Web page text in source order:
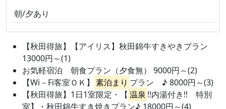
朝/夕あり
【秋田得旅】【アイリス】秋田錦牛すきやきプラン
13000円～(1)
お気軽宿泊 朝食プラン（夕食無） 9000円～(2)
【Wi－Fi客室ＯＫ】 素泊まり プラン ♪ 8000円～(3)
【秋田得旅】1日1室限定・【 温泉 !!内湯付き!! 特別
室】・秋田錦牛すき焼きプラン♪ 18000円～(4)